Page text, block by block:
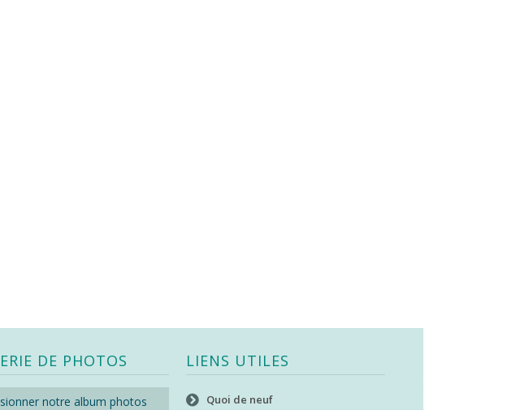
DE PHOTOS
notre album photos
LIENS UTILES
Quoi de neuf